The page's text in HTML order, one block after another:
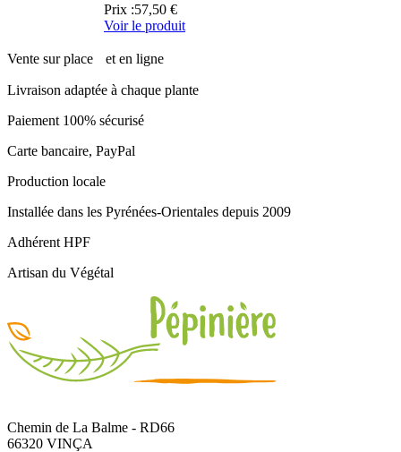
Prix :57,50 €
Voir le produit
Vente sur place et en ligne
Livraison adaptée à chaque plante
Paiement 100% sécurisé
Carte bancaire, PayPal
Production locale
Installée dans les Pyrénées-Orientales depuis 2009
Adhérent HPF
Artisan du Végétal
Chemin de La Balme - RD66
66320 VINÇA